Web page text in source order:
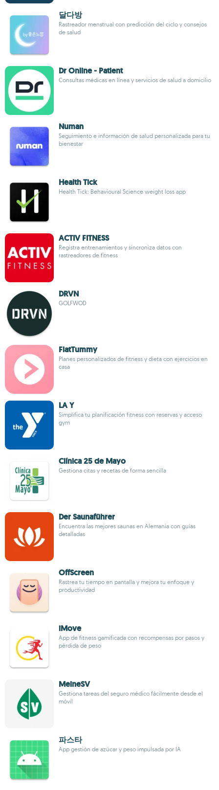
달다방
Rastreador menstrual con predicción del ciclo y consejos
de salud
Dr Online - Patient
Consultas médicas en línea y servicios de salud a domicilio
Numan
Seguimiento e información de salud personalizada para tu
bienestar
Health Tick
Health Tick: Behavioural Science weight loss app
ACTIV FITNESS
Registra entrenamientos y sincroniza datos con
rastreadores de fitness
DRVN
GOLFWOD
FlatTummy
Planes personalizados de fitness y dieta con ejercicios en
casa
LA Y
Simplifica tu planificación fitness con reservas y acceso
gym
Clínica 25 de Mayo
Gestiona citas y recetas de forma sencilla
Der Saunaführer
Encuentra las mejores saunas en Alemania con guías
detalladas
OffScreen
Rastrea tu tiempo en pantalla y mejora tu enfoque y
productividad
iMove
App de fitness gamificada con recompensas por pasos y
pérdida de peso
MeineSV
Gestiona tareas del seguro médico fácilmente desde el
móvil
파스타
App gestión de azúcar y peso impulsada por IA